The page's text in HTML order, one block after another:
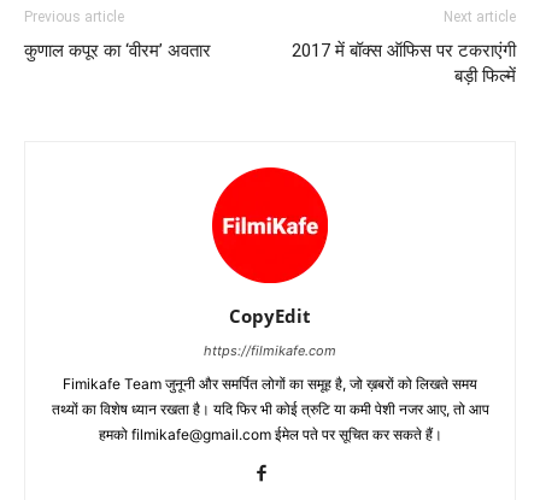
Previous article
कुणाल कपूर का ‘वीरम’ अवतार
Next article
2017 में बॉक्‍स ऑफिस पर टकराएंगी
बड़ी फिल्‍में
CopyEdit
https://filmikafe.com
Fimikafe Team जुनूनी और समर्पित लोगों का समूह है, जो ख़बरों को लिखते समय
तथ्‍यों का विशेष ध्‍यान रखता है। यदि फिर भी कोई त्रुटि या कमी पेशी नजर आए, तो आप
हमको filmikafe@gmail.com ईमेल पते पर सूचित कर सकते हैं।